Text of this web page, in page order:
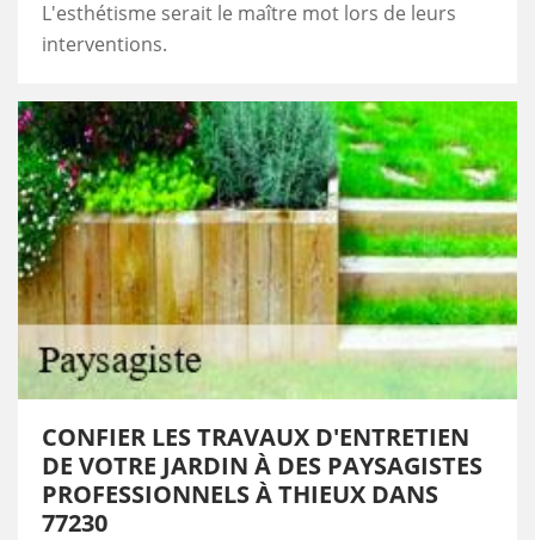
L'esthétisme serait le maître mot lors de leurs
interventions.
CONFIER LES TRAVAUX D'ENTRETIEN
DE VOTRE JARDIN À DES PAYSAGISTES
PROFESSIONNELS À THIEUX DANS
77230